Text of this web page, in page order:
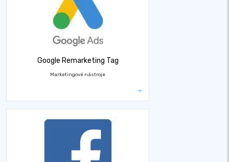
Google Remarketing Tag
Marketingové nástroje